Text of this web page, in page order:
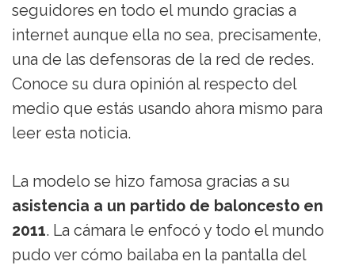
seguidores en todo el mundo gracias a
internet aunque ella no sea, precisamente,
una de las defensoras de la red de redes.
Conoce su dura opinión al respecto del
medio que estás usando ahora mismo para
leer esta noticia.
La modelo se hizo famosa gracias a su
asistencia a un partido de baloncesto en
2011. La cámara le enfocó y todo el mundo
pudo ver cómo bailaba en la pantalla del